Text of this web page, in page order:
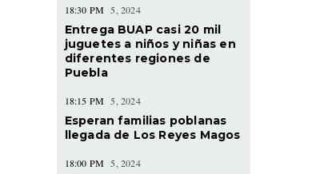
18:30 PM 5, 2024
Entrega BUAP casi 20 mil
juguetes a niños y niñas en
diferentes regiones de
Puebla
18:15 PM 5, 2024
Esperan familias poblanas
llegada de Los Reyes Magos
18:00 PM 5, 2024